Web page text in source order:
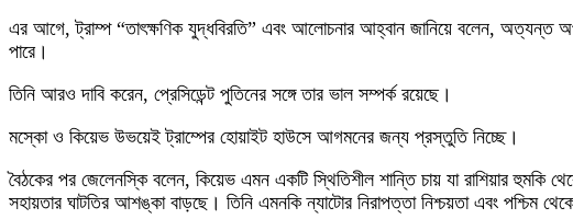
এর আগে, ট্রাম্প “তাৎক্ষণিক যুদ্ধবিরতি” এবং আলোচনার আহ্বান জানিয়ে বলেন, অত্যন্ত
পারে।
তিনি আরও দাবি করেন, প্রেসিডেন্ট পুতিনের সঙ্গে তার ভাল সম্পর্ক রয়েছে।
মস্কো ও কিয়েভ উভয়েই ট্রাম্পের হোয়াইট হাউসে আগমনের জন্য প্রস্তুতি নিচ্ছে।
বৈঠকের পর জেলেনস্কি বলেন, কিয়েভ এমন একটি স্থিতিশীল শান্তি চায় যা রাশিয়ার হুমকি
সহায়তার ঘাটতির আশঙ্কা বাড়ছে। তিনি এমনকি ন্যাটোর নিরাপত্তা নিশ্চয়তা এবং পশ্চিম